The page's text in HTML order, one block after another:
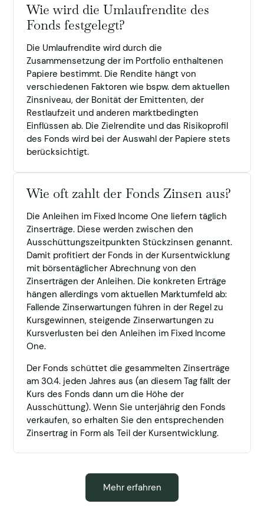
Wie wird die Umlaufrendite des
Fonds festgelegt?
Die Umlaufrendite wird durch die
Zusammensetzung der im Portfolio enthaltenen
Papiere bestimmt. Die Rendite hängt von
verschiedenen Faktoren wie bspw. dem aktuellen
Zinsniveau, der Bonität der Emittenten, der
Restlaufzeit und anderen marktbedingten
Einflüssen ab. Die Zielrendite und das Risikoprofil
des Fonds wird bei der Auswahl der Papiere stets
berücksichtigt.
Wie oft zahlt der Fonds Zinsen aus?
Die Anleihen im Fixed Income One liefern täglich
Zinserträge. Diese werden zwischen den
Ausschüttungszeitpunkten Stückzinsen genannt.
Damit profitiert der Fonds in der Kursentwicklung
mit börsentäglicher Abrechnung von den
Zinserträgen der Anleihen. Die konkreten Erträge
hängen allerdings vom aktuellen Marktumfeld ab:
Fallende Zinserwartungen führen in der Regel zu
Kursgewinnen, steigende Zinserwartungen zu
Kursverlusten bei den Anleihen im Fixed Income
One.
Der Fonds schüttet die gesammelten Zinserträge
am 30.4. jeden Jahres aus (an diesem Tag fällt der
Kurs des Fonds dann um die Höhe der
Ausschüttung). Wenn Sie unterjährig den Fonds
verkaufen, so erhalten Sie den entsprechenden
Zinsertrag in Form als Teil der Kursentwicklung.
Mehr erfahren